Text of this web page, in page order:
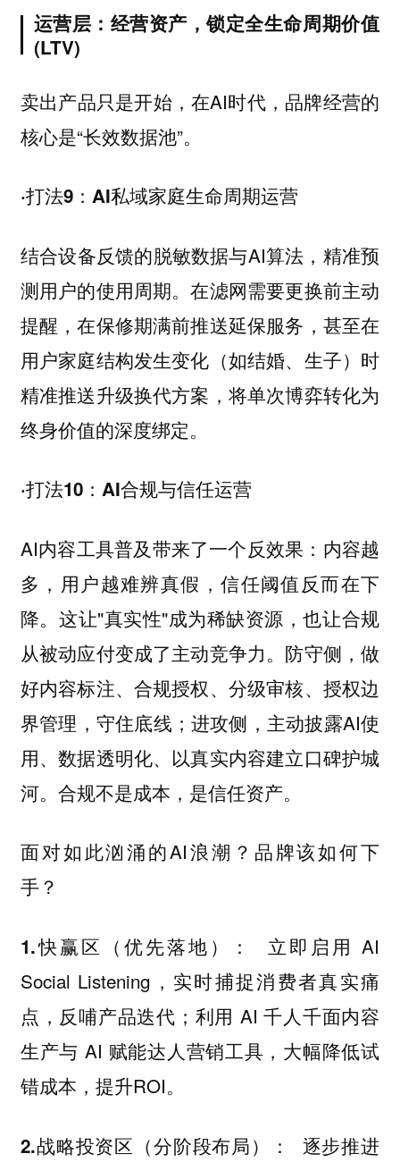
运营层：经营资产，锁定全生命周期价值
(LTV)
卖出产品只是开始，在AI时代，品牌经营的
核心是“长效数据池”。
·打法9：AI私域家庭生命周期运营
结合设备反馈的脱敏数据与AI算法，精准预
测用户的使用周期。在滤网需要更换前主动
提醒，在保修期满前推送延保服务，甚至在
用户家庭结构发生变化（如结婚、生子）时
精准推送升级换代方案，将单次博弈转化为
终身价值的深度绑定。
·打法10：AI合规与信任运营
AI内容工具普及带来了一个反效果：内容越
多，用户越难辨真假，信任阈值反而在下
降。这让"真实性"成为稀缺资源，也让合规
从被动应付变成了主动竞争力。防守侧，做
好内容标注、合规授权、分级审核、授权边
界管理，守住底线；进攻侧，主动披露AI使
用、数据透明化、以真实内容建立口碑护城
河。合规不是成本，是信任资产。
面对如此汹涌的AI浪潮？品牌该如何下
手？
1.快赢区（优先落地）：
立即启用 AI
Social Listening，实时捕捉消费者真实痛
点，反哺产品迭代；利用 AI 千人千面内容
生产与 AI 赋能达人营销工具，大幅降低试
错成本，提升ROI。
2.战略投资区（分阶段布局）：
逐步推进